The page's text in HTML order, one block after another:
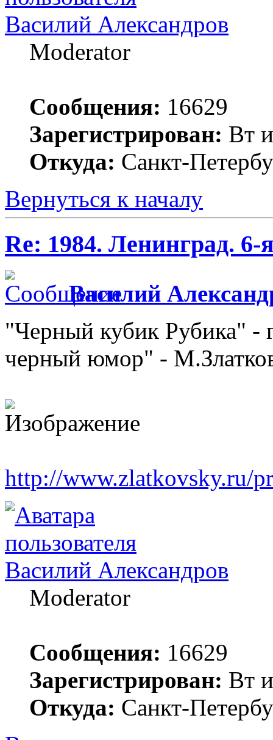
Василий Александров
Moderator
Сообщения: 16629
Зарегистрирован: Вт
Откуда: Санкт-
Вернуться к началу
Re: 1984. Ленинград.
Василий
"Черный кубик Рубика" -
черный юмор" -
http://www.zlatkovsky.ru/
Василий Александров
Moderator
Сообщения: 16629
Зарегистрирован: Вт
Откуда: Санкт-